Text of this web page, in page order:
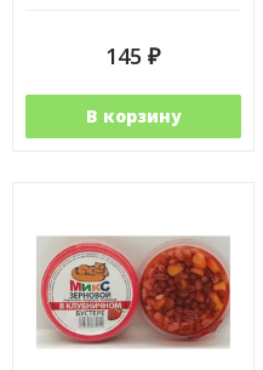
145 ₽
В корзину